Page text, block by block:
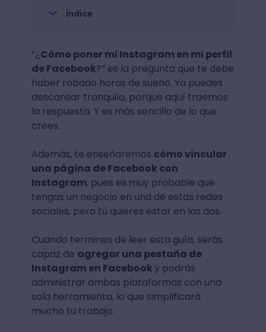
Índice
“¿Cómo poner mi Instagram en mi perfil
de Facebook?” es la pregunta que te debe
haber robado horas de sueño. Ya puedes
descansar tranquilo, porque aquí traemos
la respuesta. Y es más sencillo de lo que
crees.
Además, te enseñaremos cómo vincular
una página de Facebook con
Instagram, pues es muy probable que
tengas un negocio en una de estas redes
sociales, pero tú quieres estar en las dos.
Cuando termines de leer esta guía, serás
capaz de agregar una pestaña de
Instagram en Facebooky podrás
administrar ambas plataformas con una
sola herramienta, lo que simplificará
mucho tu trabajo.